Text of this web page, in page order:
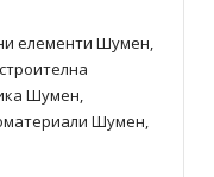
елементи Шумен,
Шумен,
Шумен,